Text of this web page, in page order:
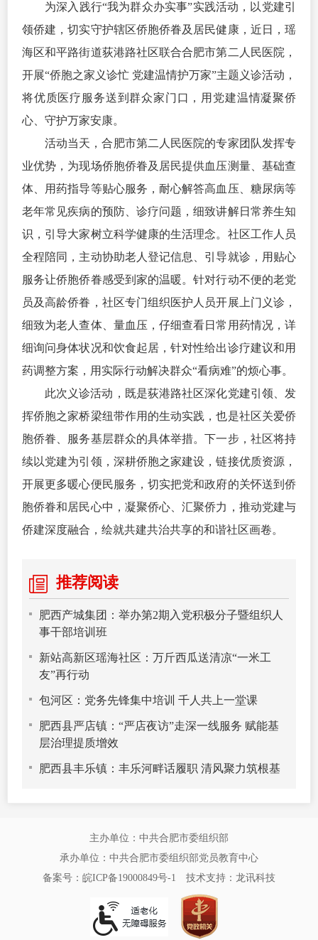
为深入践行“我为群众办实事”实践活动，以党建引
领侨建，切实守护辖区侨胞侨眷及居民健康，近日，瑶
海区和平路街道荻港路社区联合合肥市第二人民医院，
开展“侨胞之家义诊忙 党建温情护万家”主题义诊活动，
将优质医疗服务送到群众家门口，用党建温情凝聚侨
心、守护万家安康。
活动当天，合肥市第二人民医院的专家团队发挥专
业优势，为现场侨胞侨眷及居民提供血压测量、基础查
体、用药指导等贴心服务，耐心解答高血压、糖尿病等
老年常见疾病的预防、诊疗问题，细致讲解日常养生知
识，引导大家树立科学健康的生活理念。社区工作人员
全程陪同，主动协助老人登记信息、引导就诊，用贴心
服务让侨胞侨眷感受到家的温暖。针对行动不便的老党
员及高龄侨眷，社区专门组织医护人员开展上门义诊，
细致为老人查体、量血压，仔细查看日常用药情况，详
细询问身体状况和饮食起居，针对性给出诊疗建议和用
药调整方案，用实际行动解决群众“看病难”的烦心事。
此次义诊活动，既是荻港路社区深化党建引领、发
挥侨胞之家桥梁纽带作用的生动实践，也是社区关爱侨
胞侨眷、服务基层群众的具体举措。下一步，社区将持
续以党建为引领，深耕侨胞之家建设，链接优质资源，
开展更多暖心便民服务，切实把党和政府的关怀送到侨
胞侨眷和居民心中，凝聚侨心、汇聚侨力，推动党建与
侨建深度融合，绘就共建共治共享的和谐社区画卷。
推荐阅读
肥西产城集团：举办第2期入党积极分子暨组织人
事干部培训班
新站高新区瑶海社区：万斤西瓜送清凉“一米工
友”再行动
包河区：党务先锋集中培训 千人共上一堂课
肥西县严店镇：“严店夜访”走深一线服务 赋能基
层治理提质增效
肥西县丰乐镇：丰乐河畔话履职 清风聚力筑根基
主办单位：中共合肥市委组织部
承办单位：中共合肥市委组织部党员教育中心
备案号：皖ICP备19000849号-1
技术支持： 龙讯科技